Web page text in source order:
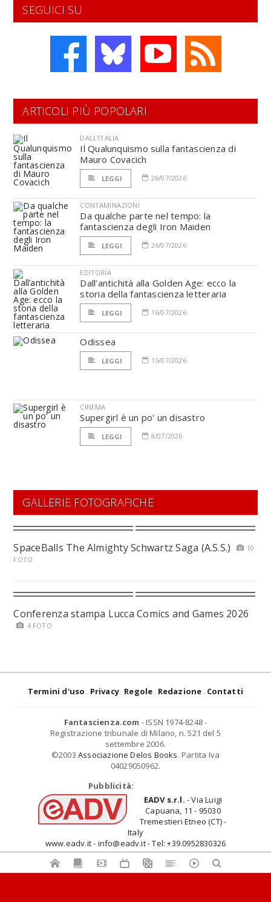
SEGUICI SU
ARTICOLI PIÙ POPOLARI
DALL'ITALIA
Il Qualunquismo sulla fantascienza di
Mauro Covacich
LEGGI 26/07/2026
CONTAMINAZIONI
Da qualche parte nel tempo: la
fantascienza degli Iron Maiden
LEGGI 26/07/2026
EDITORIA
Dall’antichità alla Golden Age: ecco la
storia della fantascienza letteraria
LEGGI 16/07/2026
Odissea
LEGGI 15/07/2026
CINEMA
Supergirl è un po' un disastro
LEGGI 8/07/2026
GALLERIE FOTOGRAFICHE
SpaceBalls The Almighty Schwartz Saga (A.S.S.)
10
FOTO
Conferenza stampa Lucca Comics and Games 2026
4 FOTO
Termini d'uso Privacy Regole Redazione Contatti
Fantascienza.com - ISSN 1974-8248 -
Registrazione tribunale di Milano, n. 521 del 5
settembre 2006.
©2003 Associazione Delos Books. Partita Iva
04029050962.
Pubblicità:
EADV s.r.l. - Via Luigi
Capuana, 11 - 95030
Tremestieri Etneo (CT) -
Italy
www.eadv.it - info@eadv.it - Tel: +39.0952830326